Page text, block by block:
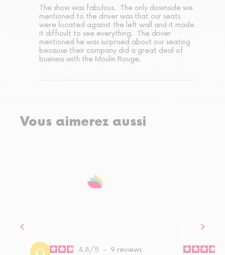
The show was fabulous.  The only downside we
mentioned to the driver was that our seats
were located against the left wall and it made
it difficult to see everything.  The driver
mentioned he was surprised about our seating
because their company did a great deal of
business with the Moulin Rouge.
Vous aimerez aussi
4.8/5 - 9 reviews